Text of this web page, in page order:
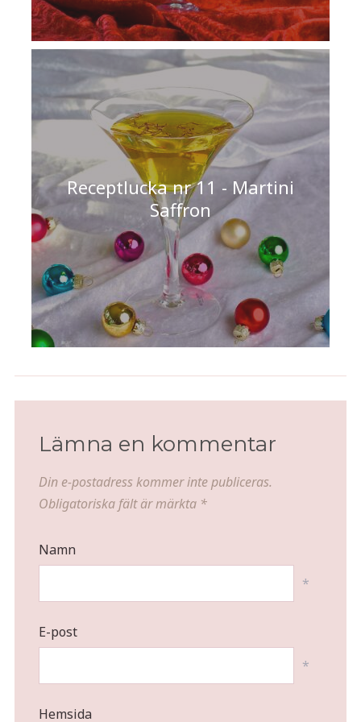
Receptlucka nr 11 - Martini
Saffron
Lämna en kommentar
Din e-postadress kommer inte publiceras.
Obligatoriska fält är märkta *
Namn
*
E-post
*
Hemsida